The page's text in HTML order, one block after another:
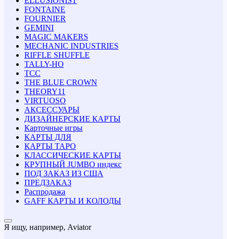
FONTAINE
FOURNIER
GEMINI
MAGIC MAKERS
MECHANIC INDUSTRIES
RIFFLE SHUFFLE
TALLY-HO
TCC
THE BLUE CROWN
THEORY11
VIRTUOSO
АКСЕССУАРЫ
ДИЗАЙНЕРСКИЕ КАРТЫ
Карточные игры
КАРТЫ ДЛЯ
КАРТЫ ТАРО
КЛАССИЧЕСКИЕ КАРТЫ
КРУПНЫЙ JUMBO индекс
ПОД ЗАКАЗ ИЗ США
ПРЕДЗАКАЗ
Распродажа
GAFF КАРТЫ И КОЛОДЫ
Я ищу, например, Aviator